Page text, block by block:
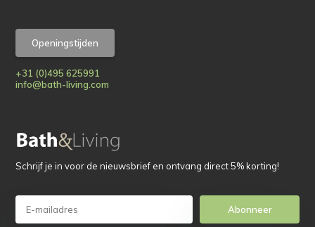
Openingstijden
+31 (0)495 625991
info@bath-living.com
Schrijf je in voor de nieuwsbrief en ontvang direct 5% korting!
Abonneer